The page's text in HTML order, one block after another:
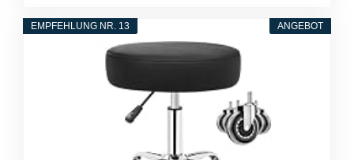
ANGEBOT
EMPFEHLUNG NR. 13